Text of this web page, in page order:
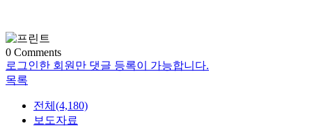
0 Comments
로그인한 회원만 댓글 등록이 가능합니다.
목록
전체(4,180)
보도자료